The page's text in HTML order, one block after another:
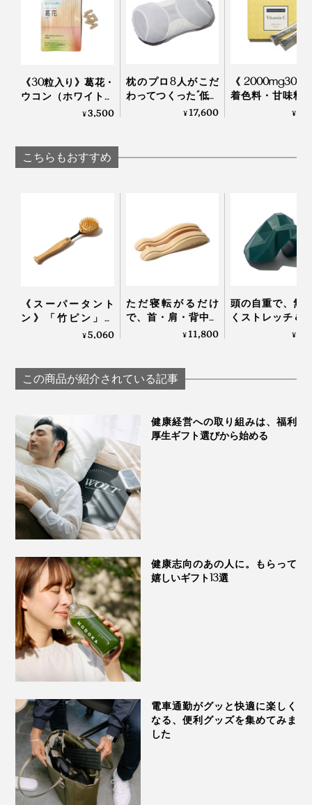
《30粒入り》葛花・
ウコン（ホワイトク
ルクミン）・すっぽ
ト｜葛花
¥3,500
枕のプロ8人がこだ
わってつくった“低め
3センチ”の究極の枕
¥17,600
《2000mg30
着色料・甘味料
ー、高純度
¥
こちらもおすすめ
《スーパータント
ン》「竹ピン」と
「しなり」で、心地
ンエア｜スーパータ
ントン
¥5,060
ただ寝転がるだけ
で、首・肩・背中・
腰のガチガチ筋肉が
圧らくだ
¥11,800
頭の自重で、無
くストレッチ＆
できる「コリ
¥
この商品が紹介されている記事
健康経営への取り組みは、福利
厚生ギフト選びから始める
健康志向のあの人に。もらって
嬉しいギフト13選
電車通勤がグッと快適に楽しく
なる、便利グッズを集めてみま
した